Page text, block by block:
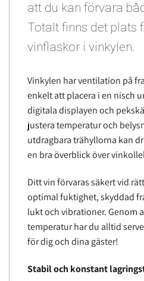
att du kan förvara
Totalt finns det plats
vinflaskor i vinkylen.
Vinkylen har ventilation på
enkelt att placera i en nisch
digitala displayen och
justera temperatur och
utdragbara trähyllorna kan
en bra överblick över
Ditt vin förvaras säkert vid
optimal fuktighet, skyddad
lukt och vibrationer. Genom
temperatur har du alltid
för dig och dina gäster!
Stabil och konstant